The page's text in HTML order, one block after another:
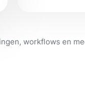
workflows en